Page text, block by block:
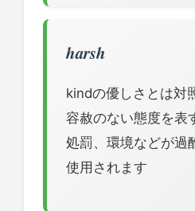
harsh
kindの優しさとは対
容赦のない態度を表
処罰、環境などが過
使用されます